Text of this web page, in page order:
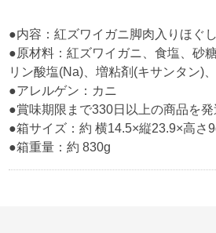
●内容：紅ズワイガニ脚肉入りほぐ
●原材料：紅ズワイガニ、食塩、砂
リン酸塩(Na)、増粘剤(キサンタン)
●アレルゲン：カニ
●賞味期限まで330日以上の商品を発
●箱サイズ：約 横14.5×縦23.9×高さ
●箱重量：約 830g